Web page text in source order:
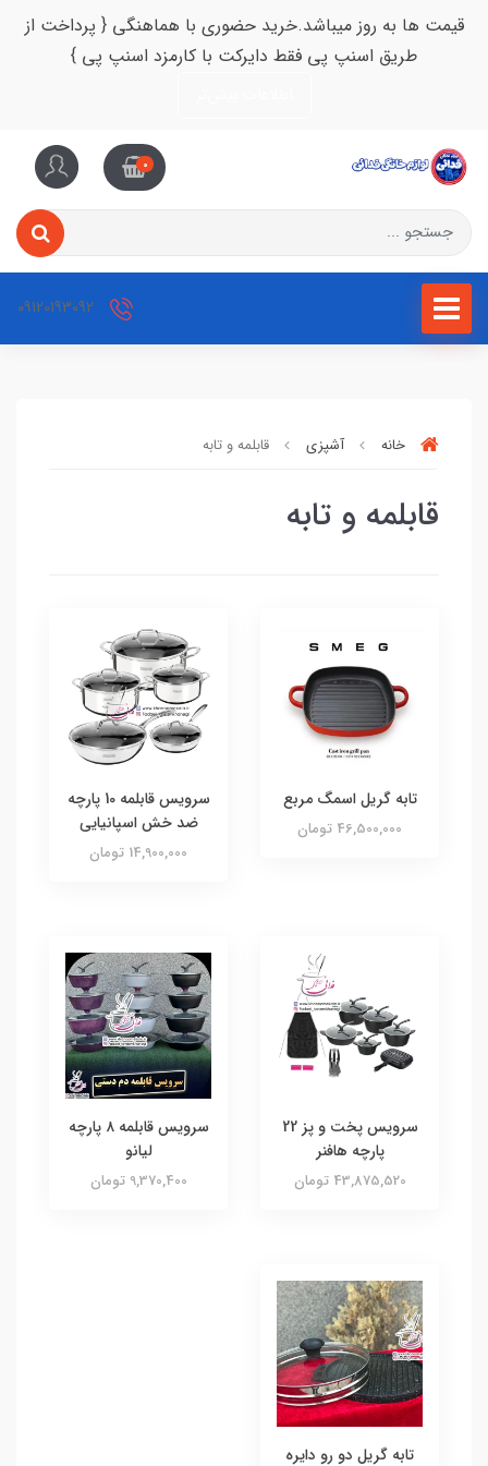
قیمت ها به روز میباشد.خرید حضوری با هماهنگی { پرداخت از
طریق اسنپ پی فقط دایرکت با کارمزد اسنپ پی }
0
خانه آشپزی قابلمه و تابه
قابلمه و تابه
تابه گریل اسمگ مربع
46,500,000 تومان
سرویس قابلمه 10 پارچه
ضد خش اسپانیایی
14,900,000 تومان
سرویس پخت و پز 22
پارچه هافنر
43,875,520 تومان
سرويس قابلمه ٨ پارچه
ليانو
9,370,400 تومان
تابه گریل دو رو دایره